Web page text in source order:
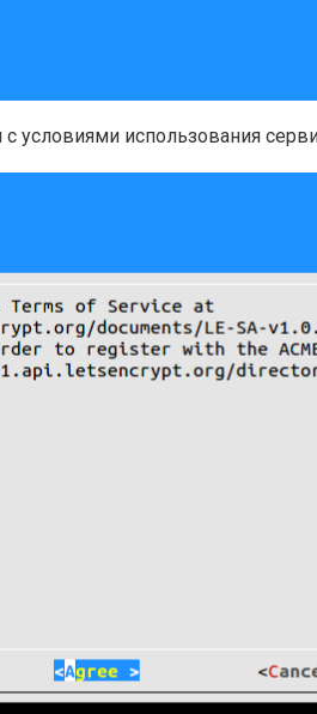
условиями использования